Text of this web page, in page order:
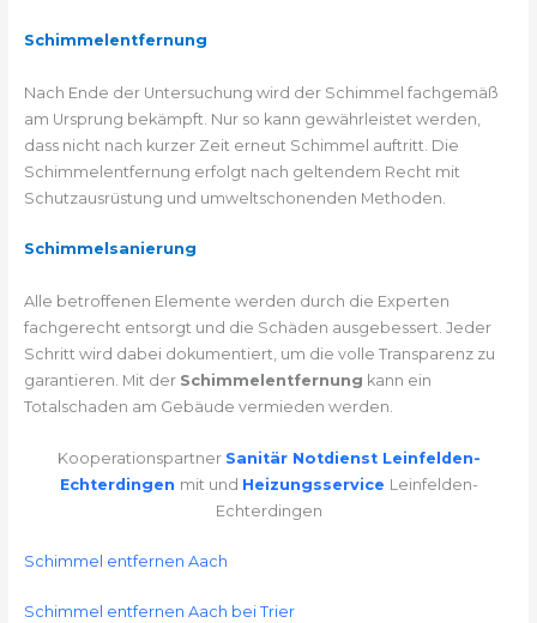
Schimmelentfernung
Nach Ende der Untersuchung wird der Schimmel fachgemäß
am Ursprung bekämpft. Nur so kann gewährleistet werden,
dass nicht nach kurzer Zeit erneut Schimmel auftritt. Die
Schimmelentfernung erfolgt nach geltendem Recht mit
Schutzausrüstung und umweltschonenden Methoden.
Schimmelsanierung
Alle betroffenen Elemente werden durch die Experten
fachgerecht entsorgt und die Schäden ausgebessert. Jeder
Schritt wird dabei dokumentiert, um die volle Transparenz zu
garantieren. Mit der Schimmelentfernung kann ein
Totalschaden am Gebäude vermieden werden.
Kooperationspartner Sanitär Notdienst Leinfelden-
Echterdingen mit und Heizungsservice Leinfelden-
Echterdingen
Schimmel entfernen Aach
Schimmel entfernen Aach bei Trier